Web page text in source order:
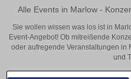
Alle Events in Marlow -
Sie wollen wissen was los ist in
Event-Angebot! Ob mitreißende
oder aufregende Veranstaltungen in
und